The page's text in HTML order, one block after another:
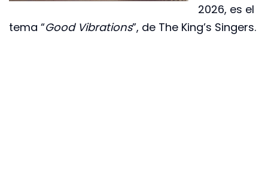
2026, es el
tema “Good Vibrations”, de The King’s Singers.